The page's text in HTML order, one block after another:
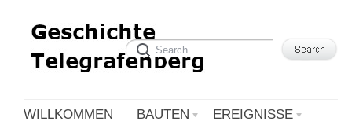
WILLKOMMEN BAUTEN
EREIGNISSE